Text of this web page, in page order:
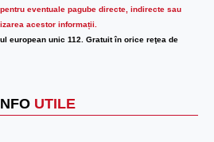
eventuale pagube directe, indirecte sau
acestor informații.
european unic 112. Gratuit în orice reţea de
UTILE